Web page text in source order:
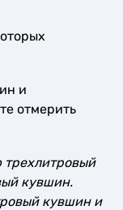
и
отмерить
трехлитровый
кувшин.
кувшин и